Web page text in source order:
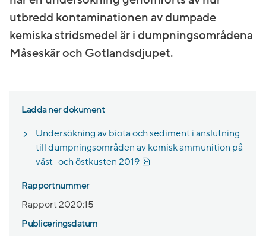
utbredd kontaminationen av dumpade
kemiska stridsmedel är i dumpningsområdena
Måseskär och Gotlandsdjupet.
Ladda ner dokument
Undersökning av biota och sediment i anslutning
till dumpningsområden av kemisk ammunition på
väst- och östkusten 2019
Rapportnummer
Rapport 2020:15
Publiceringsdatum